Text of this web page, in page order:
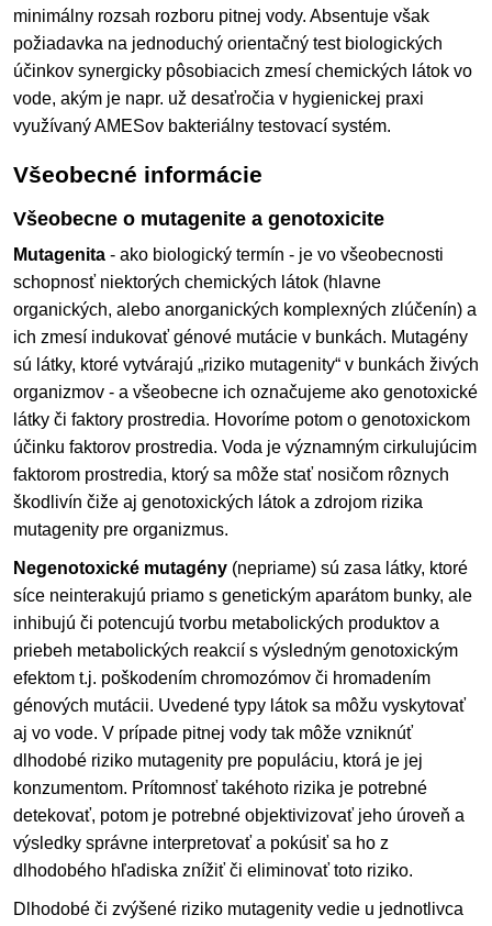
minimálny rozsah rozboru pitnej vody. Absentuje však
požiadavka na jednoduchý orientačný test biologických
účinkov synergicky pôsobiacich zmesí chemických látok vo
vode, akým je napr. už desaťročia v hygienickej praxi
využívaný AMESov bakteriálny testovací systém.
Všeobecné informácie
Všeobecne o mutagenite a genotoxicite
Mutagenita - ako biologický termín - je vo všeobecnosti
schopnosť niektorých chemických látok (hlavne
organických, alebo anorganických komplexných zlúčenín) a
ich zmesí indukovať génové mutácie v bunkách. Mutagény
sú látky, ktoré vytvárajú „riziko mutagenity“ v bunkách živých
organizmov - a všeobecne ich označujeme ako genotoxické
látky či faktory prostredia. Hovoríme potom o genotoxickom
účinku faktorov prostredia. Voda je významným cirkulujúcim
faktorom prostredia, ktorý sa môže stať nosičom rôznych
škodlivín čiže aj genotoxických látok a zdrojom rizika
mutagenity pre organizmus.
Negenotoxické mutagény (nepriame) sú zasa látky, ktoré
síce neinterakujú priamo s genetickým aparátom bunky, ale
inhibujú či potencujú tvorbu metabolických produktov a
priebeh metabolických reakcií s výsledným genotoxickým
efektom t.j. poškodením chromozómov či hromadením
génových mutácii. Uvedené typy látok sa môžu vyskytovať
aj vo vode. V prípade pitnej vody tak môže vzniknúť
dlhodobé riziko mutagenity pre populáciu, ktorá je jej
konzumentom. Prítomnosť takéhoto rizika je potrebné
detekovať, potom je potrebné objektivizovať jeho úroveň a
výsledky správne interpretovať a pokúsiť sa ho z
dlhodobého hľadiska znížiť či eliminovať toto riziko.
Dlhodobé či zvýšené riziko mutagenity vedie u jednotlivca